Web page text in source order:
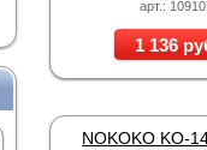
арт.:
1 136